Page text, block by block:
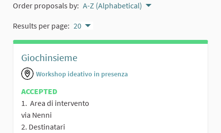
Order proposals by: A-Z (Alphabetical)
Results per page: 20
Giochinsieme
Workshop ideativo in presenza
ACCEPTED
1. Area di intervento
via Nenni
2. Destinatari